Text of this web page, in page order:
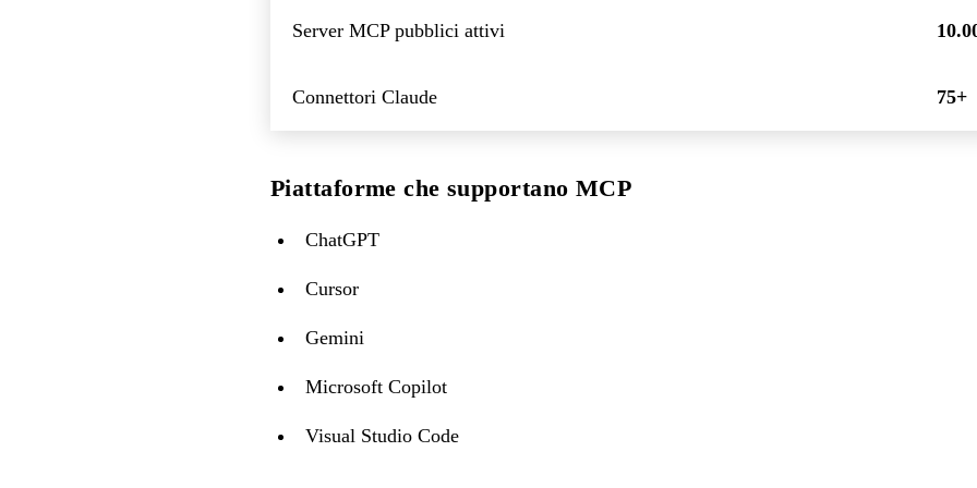
Server MCP pubblici attivi
Connettori Claude 75+
Piattaforme che supportano MCP
ChatGPT
Cursor
Gemini
Microsoft Copilot
Visual Studio Code